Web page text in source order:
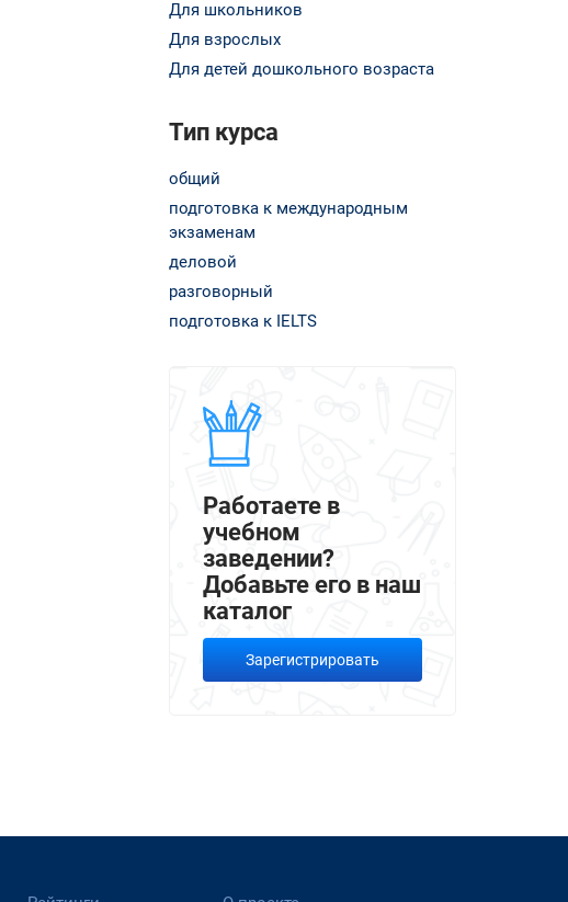
Для школьников
Для взрослых
Для детей дошкольного возраста
Тип курса
общий
подготовка к международным
экзаменам
деловой
разговорный
подготовка к IELTS
Работаете в
учебном
заведении?
Добавьте его в наш
каталог
Зарегистрировать